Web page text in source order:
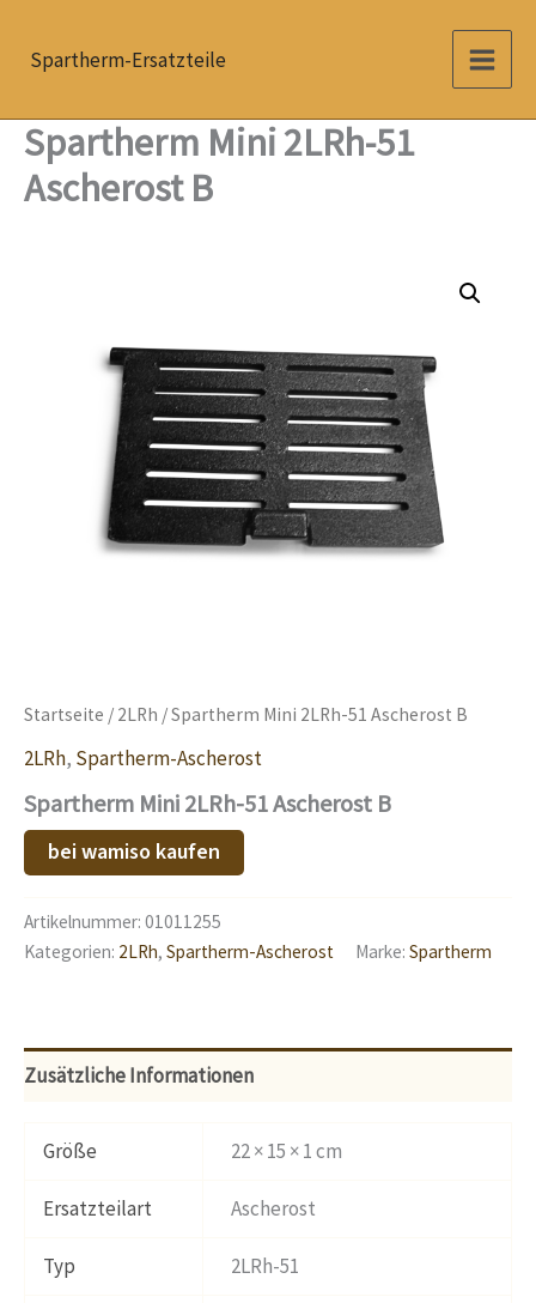
InhaltSpartherm-Ersatzteile
Spartherm Mini 2LRh-51
Ascherost B
Startseite / 2LRh / Spartherm Mini 2LRh-51 Ascherost B
2LRh, Spartherm-Ascherost
Spartherm Mini 2LRh-51 Ascherost B
bei wamiso kaufen
Artikelnummer: 01011255
Kategorien: 2LRh, Spartherm-Ascherost Marke: Spartherm
Zusätzliche Informationen
Größe 22 × 15 × 1 cm
Ersatzteilart Ascherost
Typ 2LRh-51